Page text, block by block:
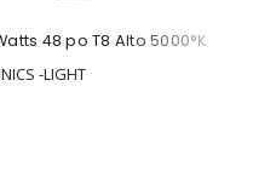
48 po T8 Alto 5000°K
-LIGHT